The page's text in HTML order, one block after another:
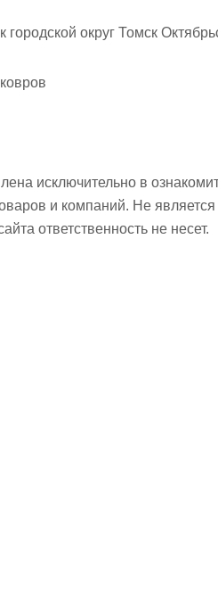
городской округ Томск
исключительно в
и компаний. Не
ответственность не несет.